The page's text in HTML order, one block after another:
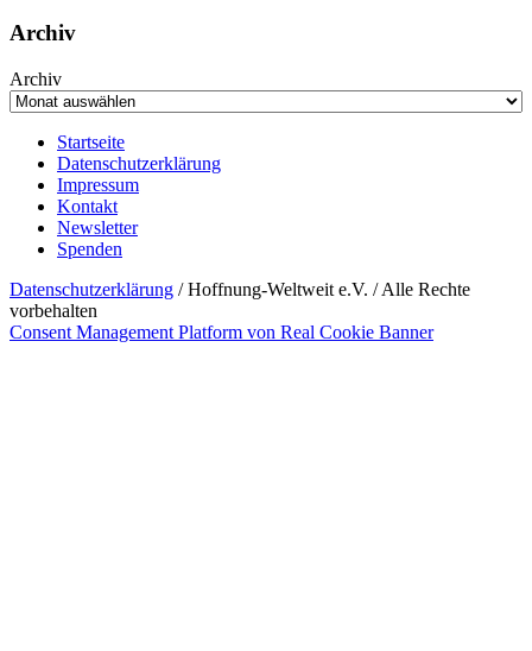
Archiv
Archiv
Startseite
Datenschutzerklärung
Impressum
Kontakt
Newsletter
Spenden
Datenschutzerklärung / Hoffnung-Weltweit e.V. / Alle Rechte
vorbehalten
Consent Management Platform von Real Cookie Banner